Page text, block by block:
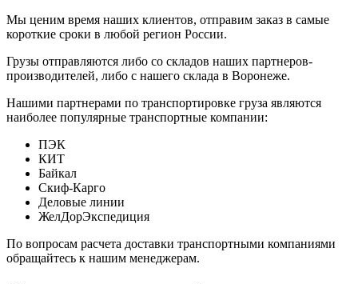
Мы ценим время наших клиентов, отправим заказ в самые
короткие сроки в любой регион России.
Грузы отправляются либо со складов наших партнеров-
производителей, либо с нашего склада в Воронеже.
Нашими партнерами по транспортировке груза являются
наиболее популярные транспортные компании:
ПЭК
КИТ
Байкал
Скиф-Карго
Деловые линии
ЖелДорЭкспедиция
По вопросам расчета доставки транспортными компаниями
обращайтесь к нашим менеджерам.